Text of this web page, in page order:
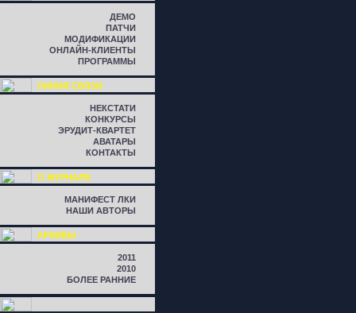
ДЕМО
ПАТЧИ
МОДИФИКАЦИИ
ОНЛАЙН-КЛИЕНТЫ
ПРОГРАММЫ
ЛИНИЯ СВЯЗИ
НЕКСТАТИ
КОНКУРСЫ
ЭРУДИТ-КВАРТЕТ
АВАТАРЫ
КОНТАКТЫ
О ЖУРНАЛЕ
МАНИФЕСТ ЛКИ
НАШИ АВТОРЫ
АРХИВЫ
2011
2010
БОЛЕЕ РАННИЕ